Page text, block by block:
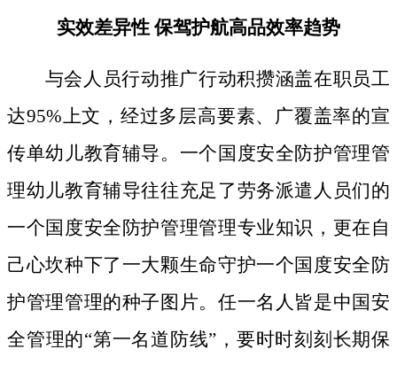
实效差异性 保驾护航高品效率趋势
与会人员行动推广行动积攒涵盖在职员工
达95%上文，经过多层高要素、广覆盖率的宣
传单幼儿教育辅导。一个国度安全防护管理管
理幼儿教育辅导往往充足了劳务派遣人员们的
一个国度安全防护管理管理专业知识，更在自
己心坎种下了一大颗生命守护一个国度安全防
护管理管理的种子图片。 任一名人皆是中国安
全管理的“第一名道防线”，要时时刻刻长期保